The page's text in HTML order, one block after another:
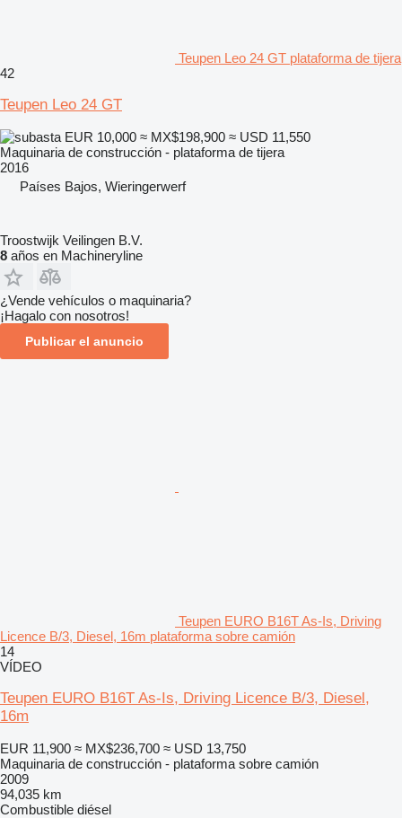
Teupen Leo 24 GT plataforma de tijera
42
Teupen Leo 24 GT
EUR 10,000 ≈ MX$198,900 ≈ USD 11,550
Maquinaria de construcción - plataforma de tijera
2016
Países Bajos, Wieringerwerf
Troostwijk Veilingen B.V.
8 años en Machineryline
¿Vende vehículos o maquinaria?
¡Hagalo con nosotros!
Publicar el anuncio
Teupen EURO B16T As-Is, Driving
Licence B/3, Diesel, 16m plataforma sobre camión
14
VÍDEO
Teupen EURO B16T As-Is, Driving Licence B/3, Diesel,
16m
EUR 11,900 ≈ MX$236,700 ≈ USD 13,750
Maquinaria de construcción - plataforma sobre camión
2009
94,035 km
Combustible diésel